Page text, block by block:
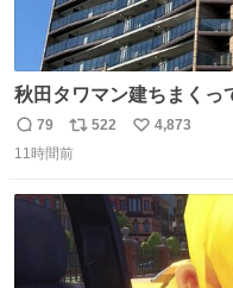
秋田タワマン建ちまくっ
パクトシティつくって高
全部駅前にある
返
信
79
リ
ポ
ト
数
522
い
数
4,873
11時間前